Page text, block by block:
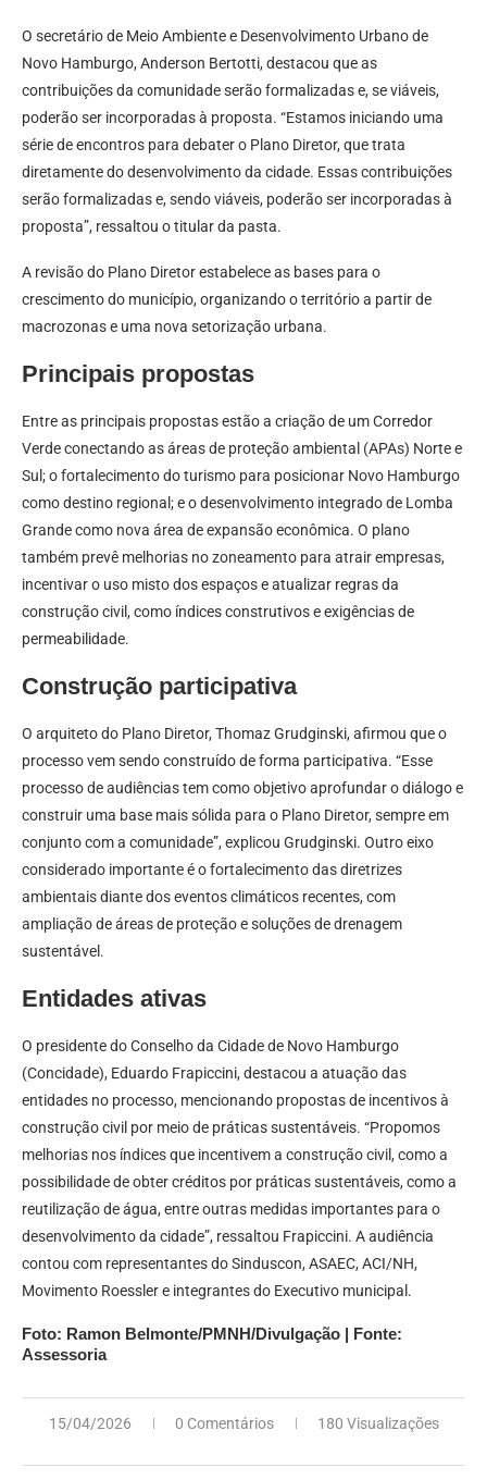
O secretário de Meio Ambiente e Desenvolvimento Urbano de
Novo Hamburgo, Anderson Bertotti, destacou que as
contribuições da comunidade serão formalizadas e, se viáveis,
poderão ser incorporadas à proposta. “Estamos iniciando uma
série de encontros para debater o Plano Diretor, que trata
diretamente do desenvolvimento da cidade. Essas contribuições
serão formalizadas e, sendo viáveis, poderão ser incorporadas à
proposta”, ressaltou o titular da pasta.
A revisão do Plano Diretor estabelece as bases para o
crescimento do município, organizando o território a partir de
macrozonas e uma nova setorização urbana.
Principais propostas
Entre as principais propostas estão a criação de um Corredor
Verde conectando as áreas de proteção ambiental (APAs) Norte e
Sul; o fortalecimento do turismo para posicionar Novo Hamburgo
como destino regional; e o desenvolvimento integrado de Lomba
Grande como nova área de expansão econômica. O plano
também prevê melhorias no zoneamento para atrair empresas,
incentivar o uso misto dos espaços e atualizar regras da
construção civil, como índices construtivos e exigências de
permeabilidade.
Construção participativa
O arquiteto do Plano Diretor, Thomaz Grudginski, afirmou que o
processo vem sendo construído de forma participativa. “Esse
processo de audiências tem como objetivo aprofundar o diálogo e
construir uma base mais sólida para o Plano Diretor, sempre em
conjunto com a comunidade”, explicou Grudginski. Outro eixo
considerado importante é o fortalecimento das diretrizes
ambientais diante dos eventos climáticos recentes, com
ampliação de áreas de proteção e soluções de drenagem
sustentável.
Entidades ativas
O presidente do Conselho da Cidade de Novo Hamburgo
(Concidade), Eduardo Frapiccini, destacou a atuação das
entidades no processo, mencionando propostas de incentivos à
construção civil por meio de práticas sustentáveis. “Propomos
melhorias nos índices que incentivem a construção civil, como a
possibilidade de obter créditos por práticas sustentáveis, como a
reutilização de água, entre outras medidas importantes para o
desenvolvimento da cidade”, ressaltou Frapiccini. A audiência
contou com representantes do Sinduscon, ASAEC, ACI/NH,
Movimento Roessler e integrantes do Executivo municipal.
Foto: Ramon Belmonte/PMNH/Divulgação | Fonte:
Assessoria
15/04/2026 0 Comentários 180 Visualizações